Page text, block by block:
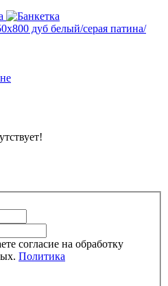
дуб белый/серая патина/
согласие на обработку
Политика